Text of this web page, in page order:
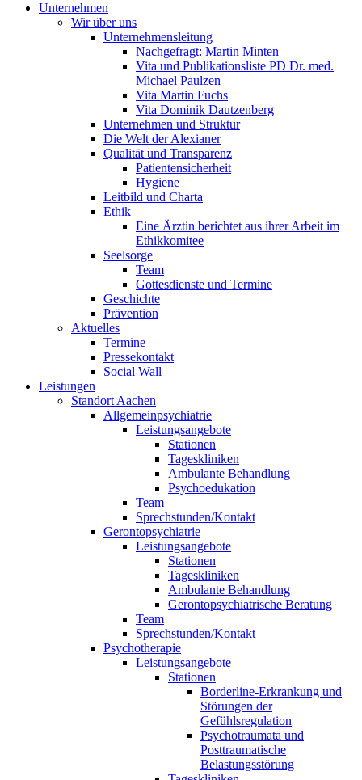
Unternehmen
Wir über uns
Unternehmensleitung
Nachgefragt: Martin Minten
Vita und Publikationsliste PD Dr. med.
Michael Paulzen
Vita Martin Fuchs
Vita Dominik Dautzenberg
Unternehmen und Struktur
Die Welt der Alexianer
Qualität und Transparenz
Patientensicherheit
Hygiene
Leitbild und Charta
Ethik
Eine Ärztin berichtet aus ihrer Arbeit im
Ethikkomitee
Seelsorge
Team
Gottesdienste und Termine
Geschichte
Prävention
Aktuelles
Termine
Pressekontakt
Social Wall
Leistungen
Standort Aachen
Allgemeinpsychiatrie
Leistungsangebote
Stationen
Tageskliniken
Ambulante Behandlung
Psychoedukation
Team
Sprechstunden/Kontakt
Gerontopsychiatrie
Leistungsangebote
Stationen
Tageskliniken
Ambulante Behandlung
Gerontopsychiatrische Beratung
Team
Sprechstunden/Kontakt
Psychotherapie
Leistungsangebote
Stationen
Borderline-Erkrankung und
Störungen der
Gefühlsregulation
Psychotraumata und
Posttraumatische
Belastungsstörung